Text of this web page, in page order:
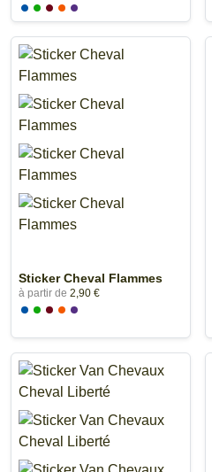
Sticker Cheval Flammes
à partir de 2,90 €